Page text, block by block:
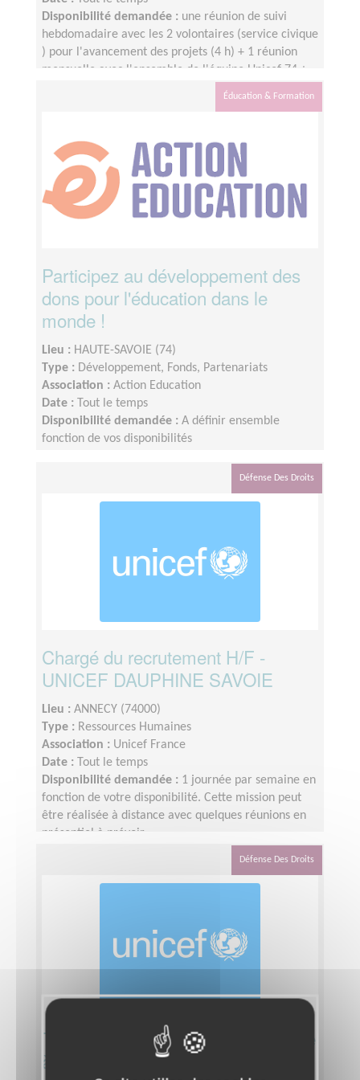
Disponibilité demandée : une réunion de suivi
hebdomadaire avec les 2 volontaires (service civique
) pour l'avancement des projets (4 h) + 1 réunion
mensuelle avec l'ensemble de l'équipe Unicef 74 +
webinaire mensuel des tuteurs Unicef France
Éducation & Formation
Participez au développement des
dons pour l'éducation dans le
monde !
Lieu : HAUTE-SAVOIE (74)
Type : Développement, Fonds, Partenariats
Association : Action Education
Date :
Tout le temps
Disponibilité demandée : A définir ensemble
fonction de vos disponibilités
Défense Des Droits
Chargé du recrutement H/F -
UNICEF DAUPHINE SAVOIE
Lieu : ANNECY (74000)
Type : Ressources Humaines
Association : Unicef France
Date :
Tout le temps
Disponibilité demandée : 1 journée par semaine en
fonction de votre disponibilité. Cette mission peut
être réalisée à distance avec quelques réunions en
présentiel à prévoir
Défense Des Droits
Tuteur de volontaire service civique
à UNICEF Annecy